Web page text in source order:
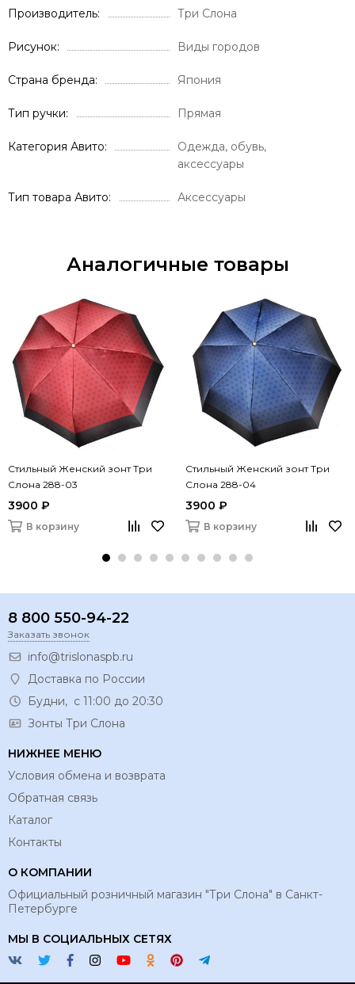
Производитель Три Слона
Рисунок Виды городов
Страна бренда Япония
Тип ручки Прямая
Категория Авито
Одежда, обувь,
аксессуары
Тип товара Авито Аксессуары
Аналогичные товары
Стильный Женский зонт Три
Слона 288-03
3900 ₽
В корзину
Стильный Женский зонт Три
Слона 288-04
3900 ₽
В корзину
8 800 550-94-22
Заказать звонок
info@trislonaspb.ru
Доставка по России
Будни, с 11:00 до 20:30
Зонты Три Слона
НИЖНЕЕ МЕНЮ
Условия обмена и возврата
Обратная связь
Каталог
Контакты
О КОМПАНИИ
Официальный розничный магазин "Три Слона" в Санкт-
Петербурге
МЫ В СОЦИАЛЬНЫХ СЕТЯХ